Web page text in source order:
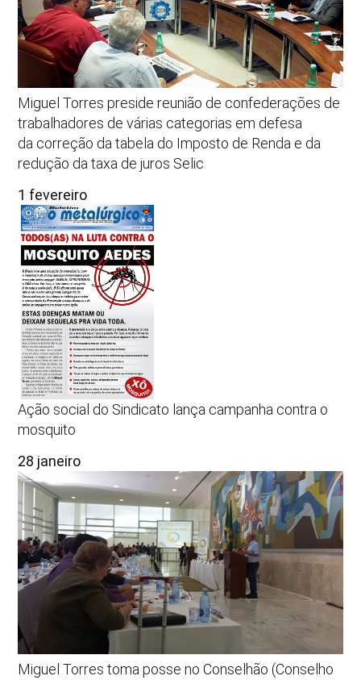
Miguel Torres preside reunião de confederações de
trabalhadores de várias categorias em defesa
da correção da tabela do Imposto de Renda e da
redução da taxa de juros Selic
1 fevereiro
Ação social do Sindicato lança campanha contra o
mosquito
28 janeiro
Miguel Torres toma posse no Conselhão (Conselho